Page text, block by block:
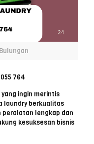
764
ingin merintis
laundry berkualitas
peralatan lengkap dan
kesuksesan bisnis